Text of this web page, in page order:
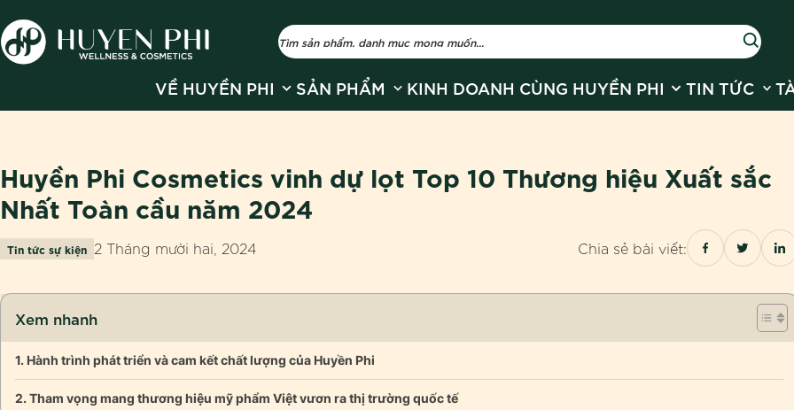
VỀ HUYỀN PHI Show submenu for Về Huyền Phi
SẢN PHẨM Show submenu for Sản phẩm
KINH DOANH CÙNG HUYỀN PHI Show submenu
TIN TỨC
Huyền Phi Cosmetics vinh dự lọt Top 10 Thương hiệu Xuất sắc
Nhất Toàn cầu năm 2024
Tin tức sự kiện 2 Tháng mười hai, 2024 Chia sẻ bài viết:
Xem nhanh
Hành trình phát triển và cam kết chất lượng của Huyền Phi
Tham vọng mang thương hiệu mỹ phẩm Việt vươn ra thị trường quốc tế